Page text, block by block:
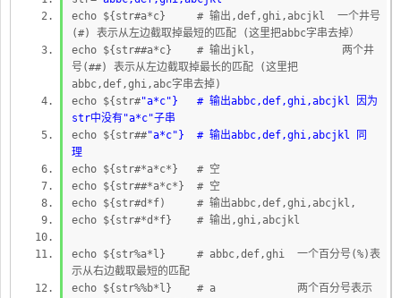
echo ${str#a*c} # 输出,def,ghi,abcjkl 一个井号
(#) 表示从左边截取掉最短的匹配 (这里把abbc字串去掉）
echo ${str##a*c} # 输出jkl， 两个井
号(##) 表示从左边截取掉最长的匹配 (这里把
abbc,def,ghi,abc字串去掉)
echo ${str#"a*c"} # 输出abbc,def,ghi,abcjkl 因为
str中没有"a*c"子串
echo ${str##"a*c"} # 输出abbc,def,ghi,abcjkl 同
理
echo ${str#*a*c*} # 空
echo ${str##*a*c*} # 空
echo ${str#d*f) # 输出abbc,def,ghi,abcjkl,
echo ${str#*d*f} # 输出,ghi,abcjkl
echo ${str%a*l} # abbc,def,ghi 一个百分号(%)表
示从右边截取最短的匹配
echo ${str%%b*l} # a 两个百分号表示